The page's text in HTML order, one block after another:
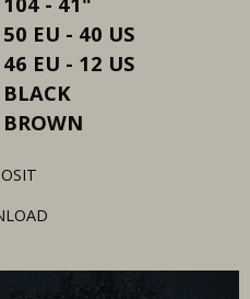
50 EU - 40 US
46 EU - 12 US
BLACK
BROWN